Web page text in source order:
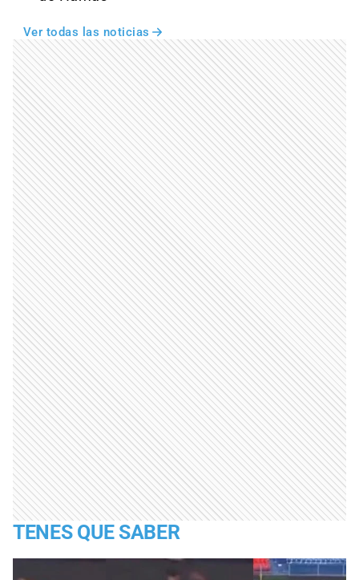
Ver todas las noticias
TENES QUE SABER